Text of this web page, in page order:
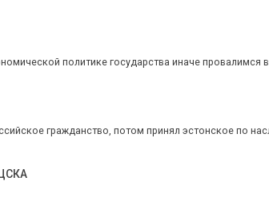
политике государства иначе провалимся
гражданство, потом принял эстонское по